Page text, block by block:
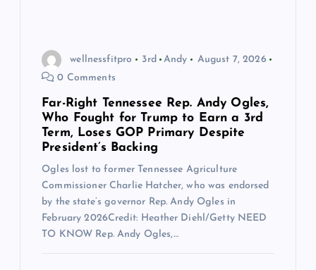
wellnessfitpro 3rd Andy
August 7, 2026
0 Comments
Far-Right Tennessee Rep. Andy Ogles,
Who Fought for Trump to Earn a 3rd
Term, Loses GOP Primary Despite
President’s Backing
Ogles lost to former Tennessee Agriculture
Commissioner Charlie Hatcher, who was endorsed
by the state’s governor Rep. Andy Ogles in
February 2026Credit: Heather Diehl/Getty NEED
TO KNOW Rep. Andy Ogles,…